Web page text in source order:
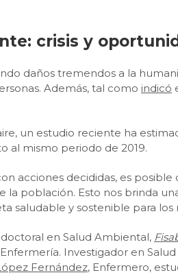
crisis y
daños tremendos a la
Además, tal como indicó
un estudio reciente ha
al mismo periodo de 2019.
acciones decididas, es
la población. Esto nos brinda
saludable y sostenible para los
en Salud Ambiental,
Investigador en
Fernández, Enfermero,